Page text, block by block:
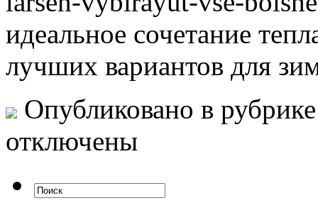
идеальное сочетание
лучших вариантов для
Опубликовано в
отключены